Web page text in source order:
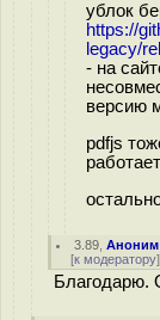
ублок
https://
legacy/
- на
версию
pdfjs
3.89 ,Аноним
[к модератору]
Благодарю.